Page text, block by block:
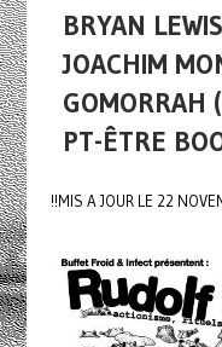
BRYAN
JOACHIM
GOMORRAH
PT-ÊTRE
!!MIS A JOUR LE 22